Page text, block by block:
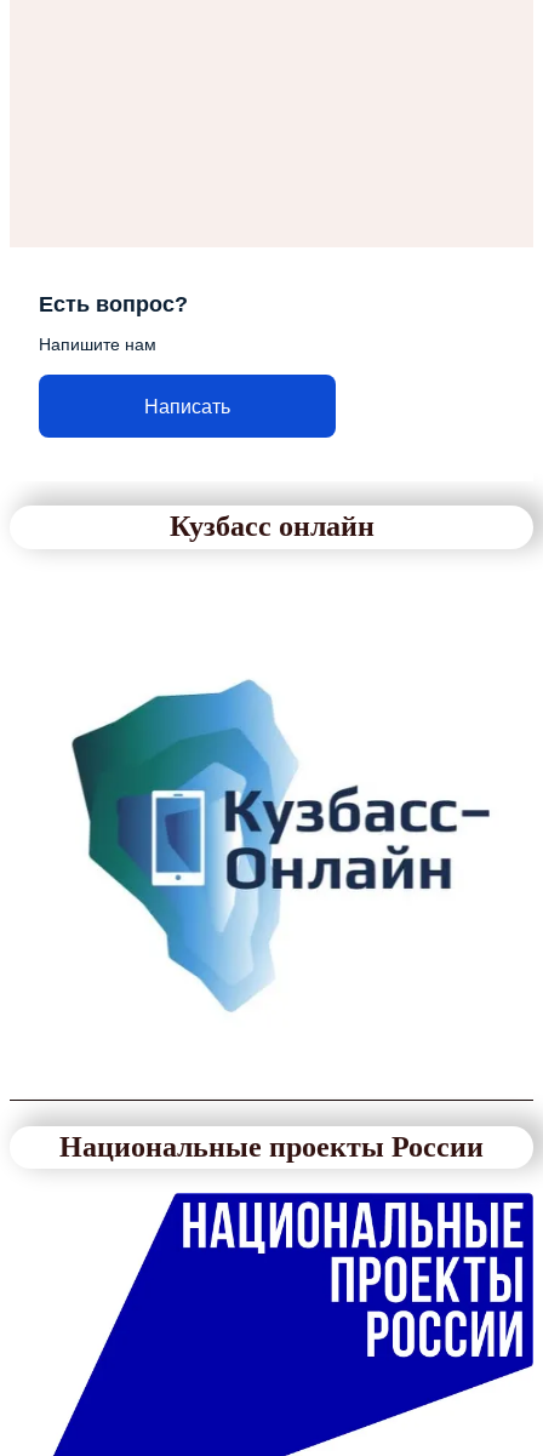
Есть вопрос?
Напишите нам
Написать
Кузбасс онлайн
Национальные проекты России